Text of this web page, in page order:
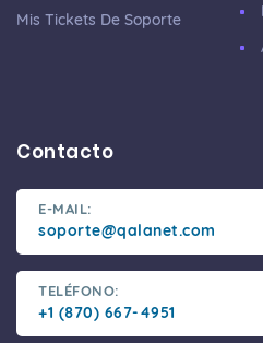
Mis Tickets De Soporte
Contacto
E-MAIL:
soporte@qalanet.com
TELÉFONO:
+1 (870) 667-4951